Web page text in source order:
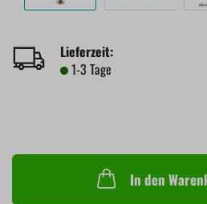
Lieferzeit:
1-3 Tage
In den